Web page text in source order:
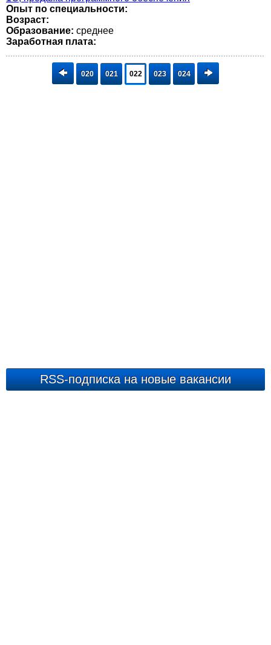
Опыт по специальности:
Возраст:
Образование: среднее
Заработная плата:
020 021 022 023 024
RSS-подписка на новые вакансии